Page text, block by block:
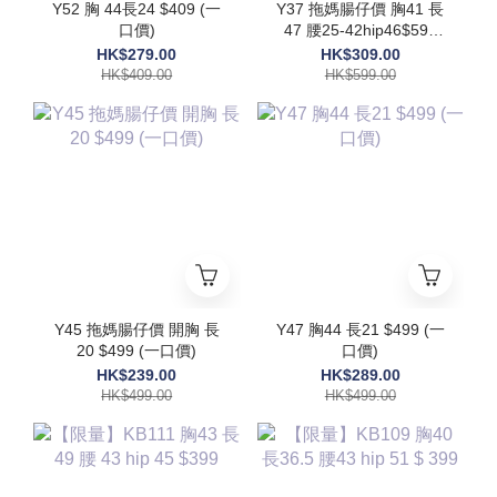
Y52 胸 44長24 $409 (一
口價)
HK$279.00
HK$409.00
Y37 拖媽腸仔價 胸41 長
47 腰25-42hip46$599
(一口價)
HK$309.00
HK$599.00
Y45 拖媽腸仔價 開胸 長
20 $499 (一口價)
HK$239.00
HK$499.00
Y47 胸44 長21 $499 (一
口價)
HK$289.00
HK$499.00